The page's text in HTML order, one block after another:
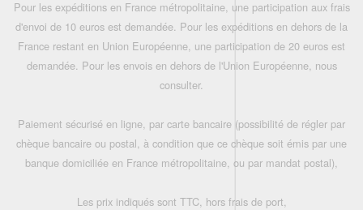
Pour les expéditions en France métropolitaine, une participation aux frais
d'envoi de 10 euros est demandée. Pour les expéditions en dehors de la
France restant en Union Européenne, une participation de 20 euros est
demandée. Pour les envois en dehors de l'Union Européenne, nous
consulter.
Paiement sécurisé en ligne, par carte bancaire (possibilité de régler par
chèque bancaire ou postal, à condition que ce chèque soit émis par une
banque domiciliée en France métropolitaine, ou par mandat postal),
Les prix indiqués sont TTC, hors frais de port,